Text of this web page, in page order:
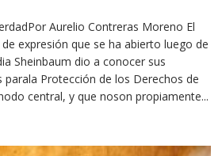
Aurelio Contreras Moreno El
expresión que se ha abierto luego de
Sheinbaum dio a conocer sus
parala Protección de los Derechos de
central, y que noson propiamente...